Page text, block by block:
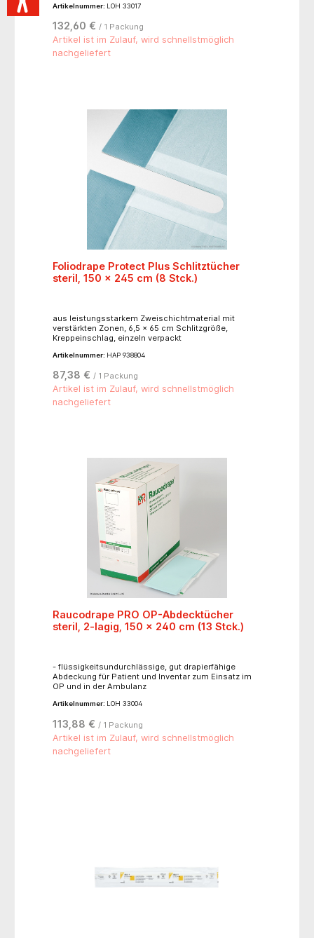
Artikelnummer: LOH 33017
132,60 € / 1 Packung
Artikel ist im Zulauf, wird schnellstmöglich
nachgeliefert
Foliodrape Protect Plus Schlitztücher
steril, 150 x 245 cm (8 Stck.)
aus leistungsstarkem Zweischichtmaterial mit
verstärkten Zonen, 6,5 x 65 cm Schlitzgröße,
Kreppeinschlag, einzeln verpackt
Artikelnummer: HAP 938804
87,38 € / 1 Packung
Artikel ist im Zulauf, wird schnellstmöglich
nachgeliefert
Raucodrape PRO OP-Abdecktücher
steril, 2-lagig, 150 x 240 cm (13 Stck.)
- flüssigkeitsundurchlässige, gut drapierfähige
Abdeckung für Patient und Inventar zum Einsatz im
OP und in der Ambulanz
Artikelnummer: LOH 33004
113,88 € / 1 Packung
Artikel ist im Zulauf, wird schnellstmöglich
nachgeliefert